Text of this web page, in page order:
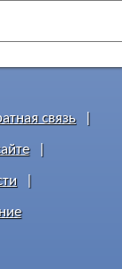
связь